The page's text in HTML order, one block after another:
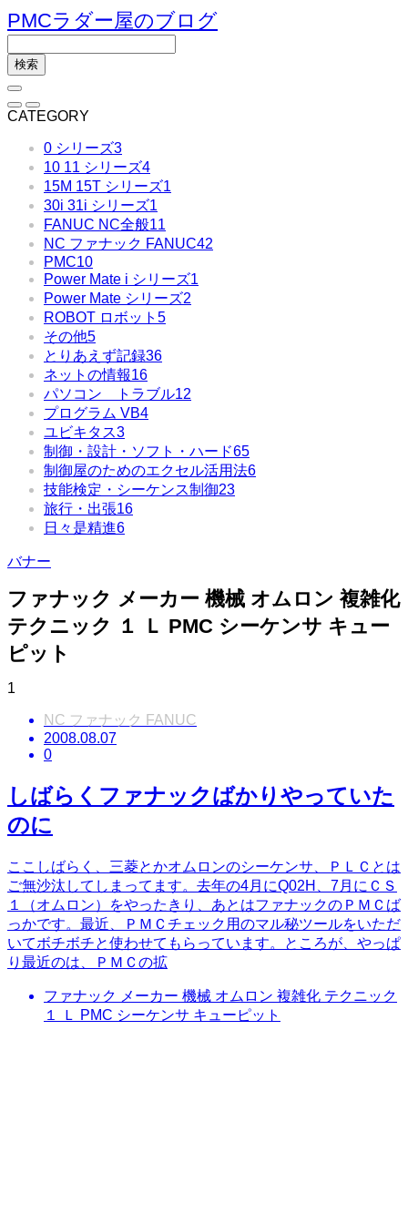
PMCラダー屋のブログ
CATEGORY
0 シリーズ3
10 11 シリーズ4
15M 15T シリーズ1
30i 31i シリーズ1
FANUC NC全般11
NC ファナック FANUC42
PMC10
Power Mate i シリーズ1
Power Mate シリーズ2
ROBOT ロボット 5
その他5
とりあえず記録36
ネットの情報16
パソコン トラブル12
プログラム VB4
ユビキタス3
制御・設計・ソフト・ハード65
制御屋のためのエクセル活用法6
技能検定・シーケンス制御23
旅行・出張16
日々是精進6
バナー
ファナック メーカー 機械 オムロン 複雑化
テクニック １ Ｌ PMC シーケンサ キュー
ピット
1
NC ファナック FANUC
2008.08.07
0
しばらくファナックばかりやっていた
のに
ここしばらく、三菱とかオムロンのシーケンサ、ＰＬＣとは
ご無沙汰してしまってます。去年の4月にQ02H、7月にＣＳ
１（オムロン）をやったきり、あとはファナックのＰＭＣば
っかです。最近、ＰＭＣチェック用のマル秘ツールをいただ
いてボチボチと使わせてもらっています。ところが、やっぱ
り最近のは、ＰＭＣの拡
ファナック メーカー 機械 オムロン 複雑化 テクニック
１ Ｌ PMC シーケンサ キューピット